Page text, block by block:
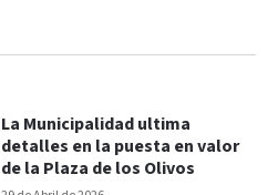
La Municipalidad ultima
detalles en la puesta en valor
de la Plaza de los Olivos